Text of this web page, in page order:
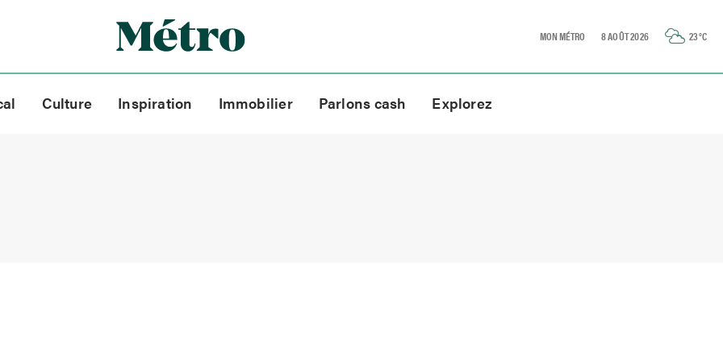
MON MÉTRO 8 AOÛT 2026 23°C
Culture Inspiration Immobilier Parlons cash Explorez